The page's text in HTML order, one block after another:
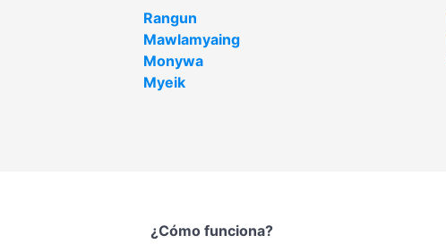
Rangun
Mawlamyaing
Monywa
Myeik
¿Cómo funciona?